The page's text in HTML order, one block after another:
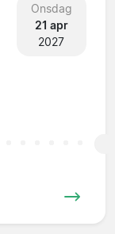
Onsdag
21 apr
2027